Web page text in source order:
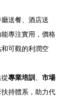
送餐、酒店送
專注實用，價格
可觀的利潤空
專業培訓
市場
扶持體系，助力代